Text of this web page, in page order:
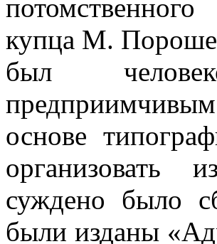
купца М.
был
основе
организовать
суждено было
были изданы